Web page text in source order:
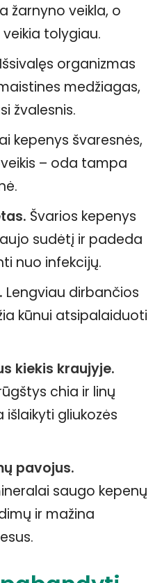
žarnyno veikla, o
tolygiau.
Išsivalęs organizmas
medžiagas,
žvalesnis.
kepenys švaresnės,
– oda tampa
Švarios kepenys
sudėtį ir padeda
nuo infekcijų.
Lengviau dirbančios
kūnui atsipalaiduoti
kiekis kraujyje.
chia ir linų
gliukozės
pavojus.
saugo kepenų
ir mažina